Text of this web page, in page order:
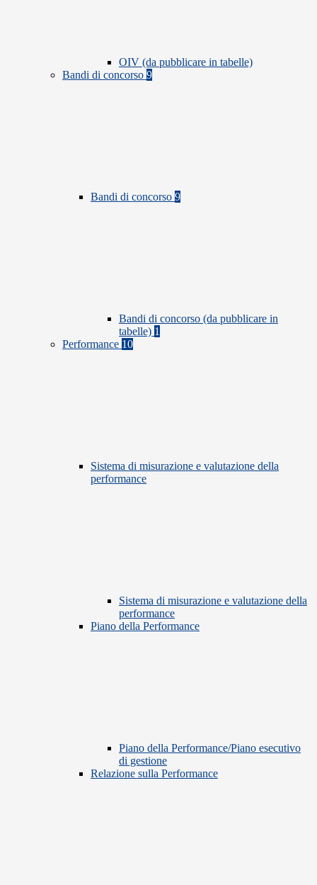
OIV (da pubblicare in tabelle)
Bandi di concorso 9
Bandi di concorso 9
Bandi di concorso (da pubblicare in
tabelle) 1
Performance 10
Sistema di misurazione e valutazione della
performance
Sistema di misurazione e valutazione della
performance
Piano della Performance
Piano della Performance/Piano esecutivo
di gestione
Relazione sulla Performance